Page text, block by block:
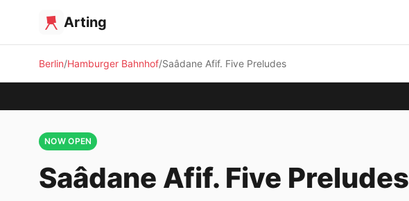
Arting
Berlin Hamburger Bahnhof Saâdane Afif. Five Preludes
NOW OPEN
Saâdane Afif. Five Preludes